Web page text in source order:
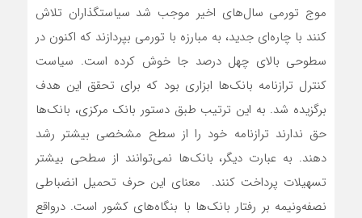
موج تورمی سال‌های اخیر موجب شد سیاستگذاران تلاش
کنند با چاره‌ای جدید، به مبارزه با تورمی بپردازند که اکنون در
سطوحی بالای چهل درصد جا خوش کرده است. سیاست
کنترل ترازنامه بانک‌ها ابزاری بود که برای تحقق این هدف
برگزیده شد. به این ترتیب طبق دستور بانک مرکزی، بانک‌ها
حق ندارند ترازنامه خود را از سطح مشخصی بیشتر رشد
دهند. به عبارت دیگر، بانک‌ها نمی‌توانند از سطحی بیشتر
تسهیلات پرداخت کنند. معنای این حرف تحمیل انضباطی
نصفه‌و‌نیمه بر رفتار بانک‌ها با بنگاه‌های کشور است. درواقع